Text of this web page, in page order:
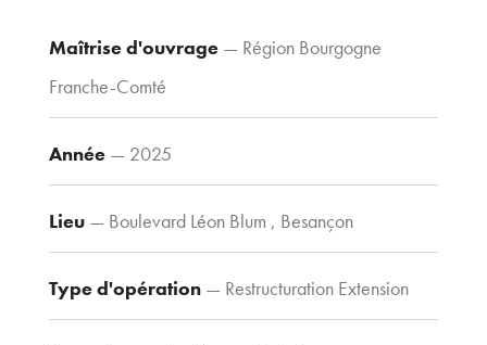
Maîtrise d'ouvrage— Région Bourgogne
Franche-Comté
Année— 2025
Lieu— Boulevard Léon Blum , Besançon
Type d'opération— Restructuration Extension
Tel : 03 80 30
Fax : 03 80 30
44 80
agence@tria-